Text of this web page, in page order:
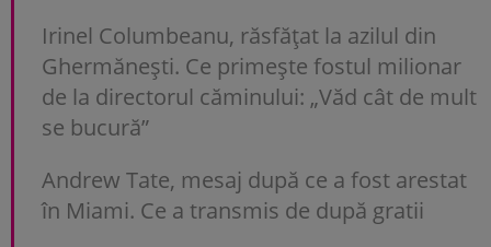
Irinel Columbeanu, răsfățat la azilul din
Ghermănești. Ce primește fostul milionar
de la directorul căminului: „Văd cât de mult
se bucură”
Andrew Tate, mesaj după ce a fost arestat
în Miami. Ce a transmis de după gratii